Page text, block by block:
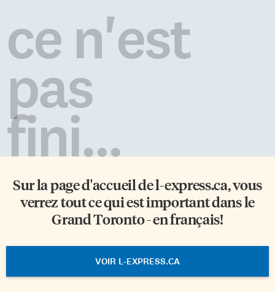
ce n'est
pas
fini...
Sur la page d'accueil del-express.ca, vous
verrez tout ce qui est important dans le
Grand Toronto - en français!
VOIR L-EXPRESS.CA